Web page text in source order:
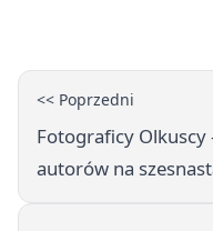
<< Poprzedni
Fotograficy Olkuscy
autorów na